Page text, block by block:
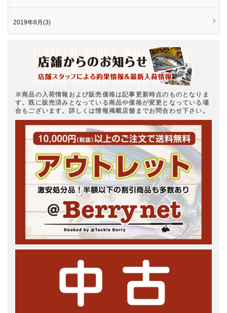
2019年8月(3)
※商品の入荷情報および販売価格は記事更新時点のものとなりま
す。既に販売済みとなっている商品や価格が変更となっている場
合もございます。詳しくは情報掲載店舗までお問合わせ下さい。